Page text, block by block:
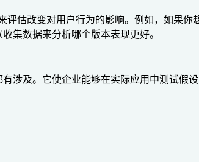
估改变对用户行为的影响。例如，如果
集数据来分析哪个版本表现更好。
及。它使企业能够在实际应用中测试假